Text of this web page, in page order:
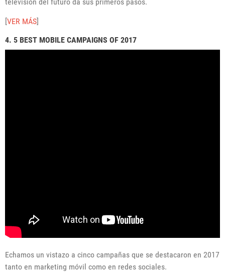
[VER MÁS]
4. 5 BEST MOBILE CAMPAIGNS OF 2017
Echamos un vistazo a cinco campañas que se destacaron en 2017
tanto en marketing móvil como en redes sociales.